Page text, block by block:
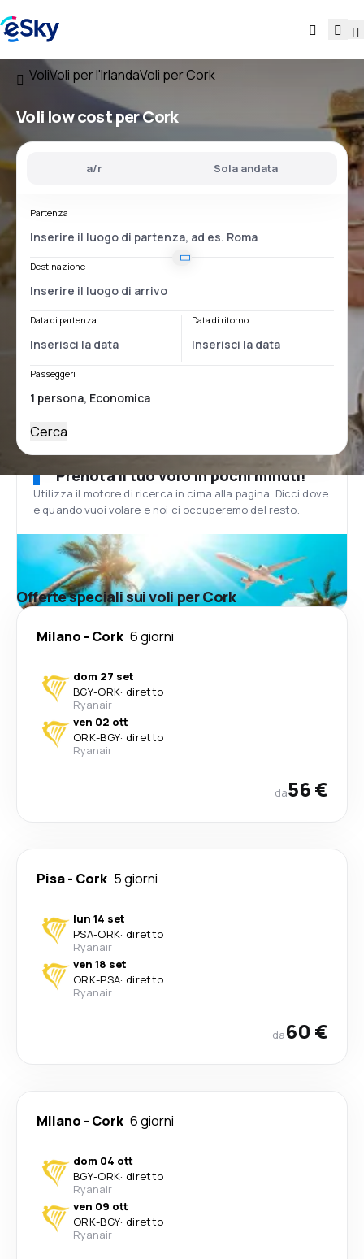
VoliVoli per l'IrlandaVoli per Cork
Voli low cost per Cork
a/r Sola andata
Partenza
Destinazione
Data di partenza Data di ritorno
Passeggeri
Cerca
Prenota il tuo volo in pochi minuti!
Utilizza il motore di ricerca in cima alla pagina. Dicci dove
e quando vuoi volare e noi ci occuperemo del resto.
Offerte speciali sui voli per Cork
Milano - Cork 6 giorni
dom 27 set
BGY-ORK· diretto
Ryanair
ven 02 ott
ORK-BGY· diretto
Ryanair
da56 €
Pisa- Cork 5 giorni
lun 14 set
PSA-ORK· diretto
Ryanair
ven 18 set
ORK-PSA· diretto
Ryanair
da60 €
Milano - Cork 6 giorni
dom 04 ott
BGY-ORK· diretto
Ryanair
ven 09 ott
ORK-BGY· diretto
Ryanair